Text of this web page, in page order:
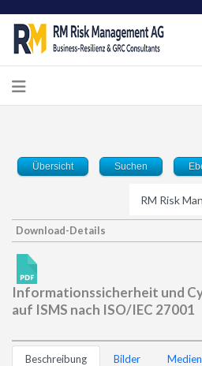
Übersicht Suchen
Download-Details
Informationssicherheit und
auf ISMS nach ISO/IEC 27001
Beschreibung Bilder Medien